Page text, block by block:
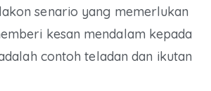
senario yang memerlukan
kesan mendalam kepada
contoh teladan dan ikutan